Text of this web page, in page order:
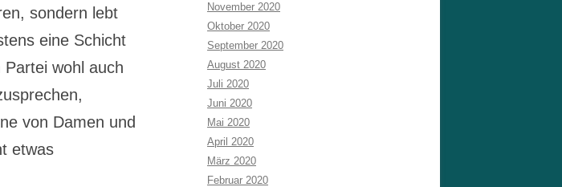
sondern lebt
eine Schicht
wohl auch
von Damen und
etwas
November 2020
Oktober 2020
September 2020
August 2020
Juli 2020
Juni 2020
Mai 2020
April 2020
März 2020
Februar 2020